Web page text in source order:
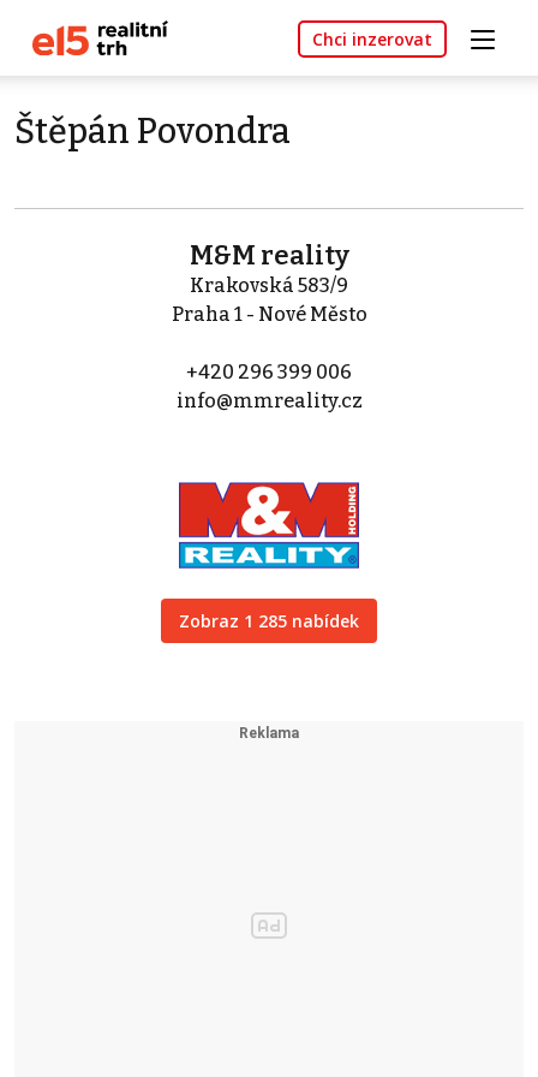
Chci inzerovat
Štěpán Povondra
M&M reality
Krakovská 583/9
Praha 1 - Nové Město
+420 296 399 006
info@mmreality.cz
Zobraz 1 285 nabídek